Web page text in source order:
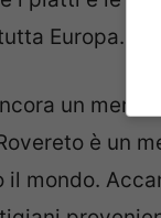
Europa.
un
è un
mondo.